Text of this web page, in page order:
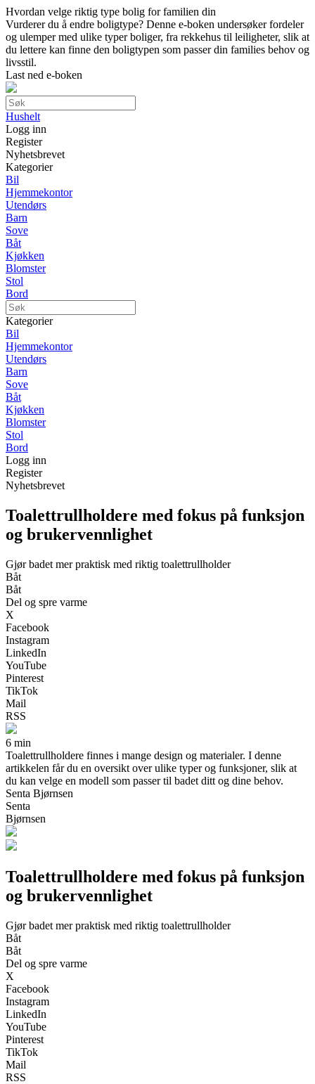
Hvordan velge riktig type bolig for familien din
Vurderer du å endre boligtype? Denne e-boken undersøker fordeler
og ulemper med ulike typer boliger, fra rekkehus til leiligheter, slik at
du lettere kan finne den boligtypen som passer din families behov og
livsstil.
Last ned e-boken
Hushelt
Logg inn
Register
Nyhetsbrevet
Kategorier
Bil
Hjemmekontor
Utendørs
Barn
Sove
Båt
Kjøkken
Blomster
Stol
Bord
Kategorier
Bil
Hjemmekontor
Utendørs
Barn
Sove
Båt
Kjøkken
Blomster
Stol
Bord
Logg inn
Register
Nyhetsbrevet
Toalettrullholdere med fokus på funksjon
og brukervennlighet
Gjør badet mer praktisk med riktig toalettrullholder
Båt
Båt
Del og spre varme
X
Facebook
Instagram
LinkedIn
YouTube
Pinterest
TikTok
Mail
RSS
6 min
Toalettrullholdere finnes i mange design og materialer. I denne
artikkelen får du en oversikt over ulike typer og funksjoner, slik at
du kan velge en modell som passer til badet ditt og dine behov.
Senta Bjørnsen
Senta
Bjørnsen
Toalettrullholdere med fokus på funksjon
og brukervennlighet
Gjør badet mer praktisk med riktig toalettrullholder
Båt
Båt
Del og spre varme
X
Facebook
Instagram
LinkedIn
YouTube
Pinterest
TikTok
Mail
RSS